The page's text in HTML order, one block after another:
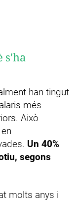
s'ha
han tingut
més
Això
Un 40%
segons
molts anys i